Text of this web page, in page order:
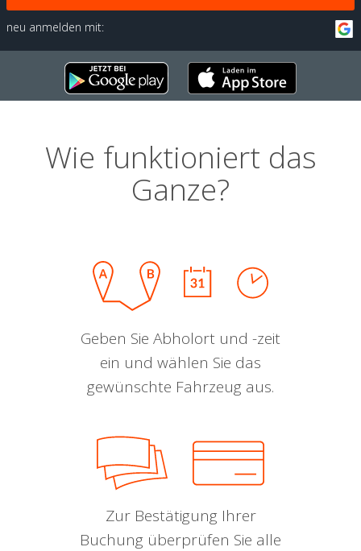
neu anmelden mit:
Wie funktioniert das
Ganze?
Geben Sie Abholort und -zeit
ein und wählen Sie das
gewünschte Fahrzeug aus.
Zur Bestätigung Ihrer
Buchung überprüfen Sie alle